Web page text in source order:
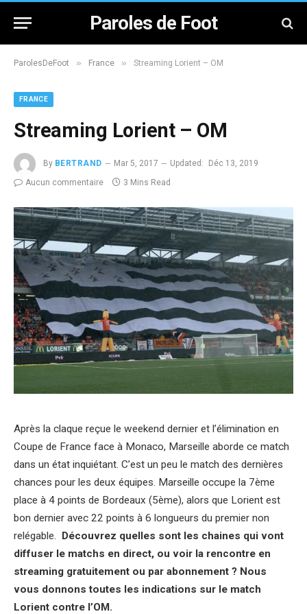
Paroles de Foot
ParolesDeFoot » France » Streaming Lorient – OM
FRANCE
Streaming Lorient – OM
By BERTRAND Mar 5, 2017 Updated:
Déc 13, 2019
Aucun commentaire
3 Mins Read
Après la claque reçue le weekend dernier et l’élimination en
Coupe de France face à Monaco, Marseille aborde ce match
dans un état inquiétant. C’est un peu le match des dernières
chances pour les deux équipes. Marseille occupe la 7ème
place à 4 points de Bordeaux (5ème), alors que Lorient est
bon dernier avec 22 points à 6 longueurs du premier non
relégable. Découvrez quelles sont les chaines qui vont
diffuser le matchs en direct, ou voir la rencontre en
streaming gratuitement ou par abonnement ? Nous
vous donnons toutes les indications sur le match
Lorient contre l’OM.